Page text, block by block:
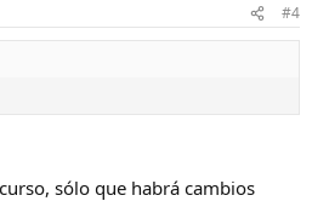
#4
sólo que habrá cambios